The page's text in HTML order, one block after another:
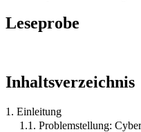
Leseprobe
Inhaltsverzeichnis
1. Einleitung
1.1. Problemstellung: